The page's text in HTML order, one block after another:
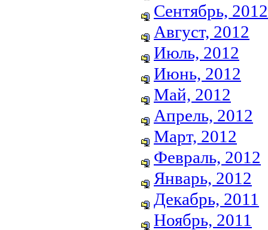
Сентябрь, 2012
Август, 2012
Июль, 2012
Июнь, 2012
Май, 2012
Апрель, 2012
Март, 2012
Февраль, 2012
Январь, 2012
Декабрь, 2011
Ноябрь, 2011